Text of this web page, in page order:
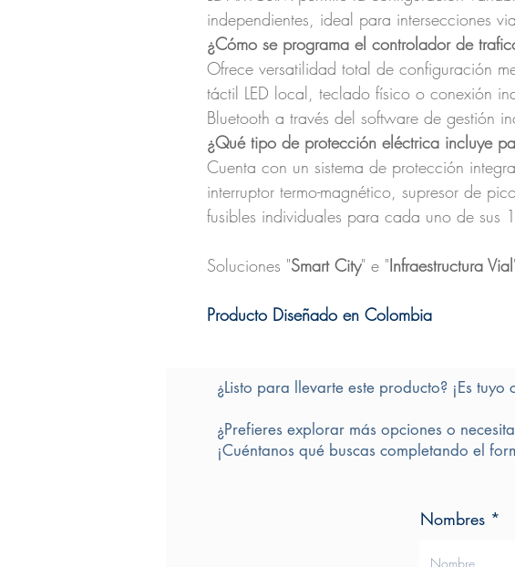
independientes, ideal para intersecciones
¿Cómo se programa el controlador de
Ofrece versatilidad total de configuración
táctil LED local, teclado físico o conexión
Bluetooth a través del software de gestión
¿Qué tipo de protección eléctrica incluye
Cuenta con un sistema de protección
interruptor termo-magnético, supresor de
fusibles individuales para cada uno de sus
Soluciones "Smart City" e "Infraestructura Vial
Producto Diseñado en Colombia
¿Listo para llevarte este producto? ¡Es
¿Prefieres explorar más opciones o
¡Cuéntanos qué buscas completando el
Nombres